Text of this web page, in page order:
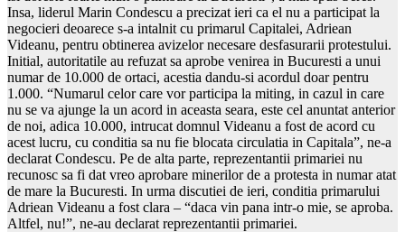
Insa, liderul Marin Condescu a precizat ieri ca el nu a participat la
negocieri deoarece s-a intalnit cu primarul Capitalei, Adriean
Videanu, pentru obtinerea avizelor necesare desfasurarii protestului.
Initial, autoritatile au refuzat sa aprobe venirea in Bucuresti a unui
numar de 10.000 de ortaci, acestia dandu-si acordul doar pentru
1.000. “Numarul celor care vor participa la miting, in cazul in care
nu se va ajunge la un acord in aceasta seara, este cel anuntat anterior
de noi, adica 10.000, intrucat domnul Videanu a fost de acord cu
acest lucru, cu conditia sa nu fie blocata circulatia in Capitala”, ne-a
declarat Condescu. Pe de alta parte, reprezentantii primariei nu
recunosc sa fi dat vreo aprobare minerilor de a protesta in numar atat
de mare la Bucuresti. In urma discutiei de ieri, conditia primarului
Adriean Videanu a fost clara – “daca vin pana intr-o mie, se aproba.
Altfel, nu!”, ne-au declarat reprezentantii primariei.